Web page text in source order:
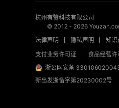
杭州有赞科技有限公司
© 2012 - 2026
法律声明
隐私声明 知识
支付业务许可证
食品经营许
浙公网安备
新出发浙备字第20230002号